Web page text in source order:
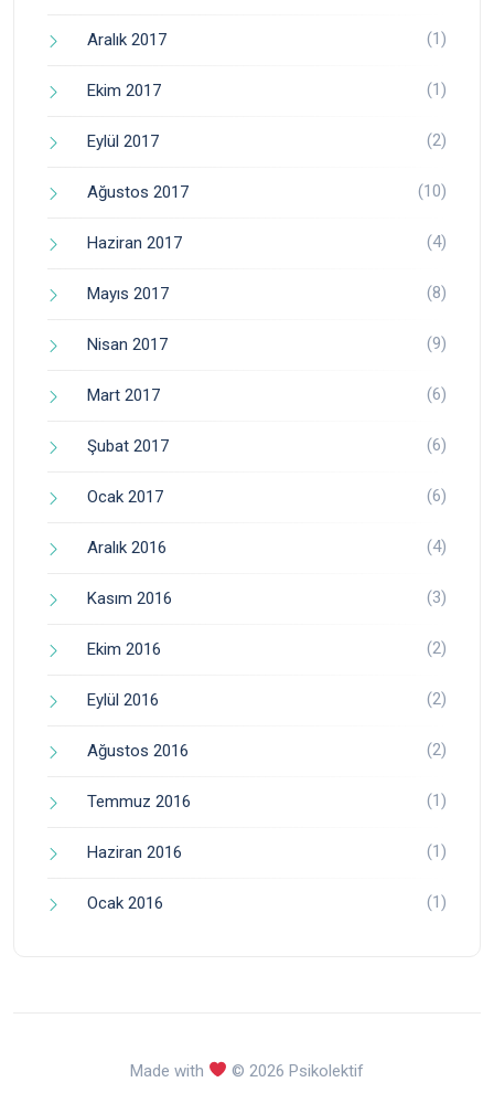
Aralık 2017 (1)
Ekim 2017 (1)
Eylül 2017 (2)
Ağustos 2017 (10)
Haziran 2017 (4)
Mayıs 2017 (8)
Nisan 2017 (9)
Mart 2017 (6)
Şubat 2017 (6)
Ocak 2017 (6)
Aralık 2016 (4)
Kasım 2016 (3)
Ekim 2016 (2)
Eylül 2016 (2)
Ağustos 2016 (2)
Temmuz 2016 (1)
Haziran 2016 (1)
Ocak 2016 (1)
Made with © 2026 Psikolektif